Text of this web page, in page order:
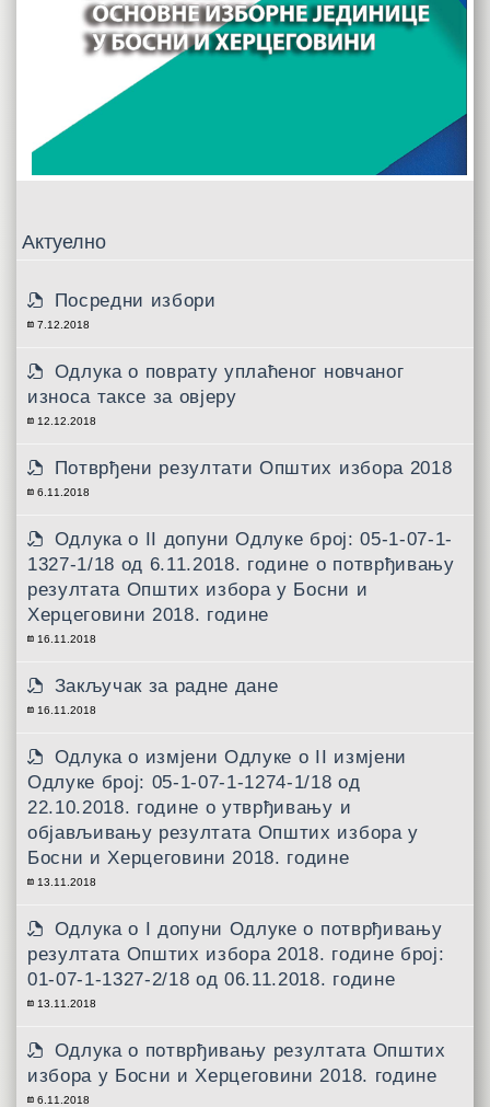
Актуелно
Посредни избори
7.12.2018
Одлука о поврату уплаћеног новчаног
износа таксе за овјеру
12.12.2018
Потврђени резултати Општих избора 2018
6.11.2018
Одлукa о II допуни Одлуке број: 05-1-07-1-
1327-1/18 од 6.11.2018. године о потврђивању
резултата Општих избора у Босни и
Херцеговини 2018. године
16.11.2018
Закључак за радне дане
16.11.2018
Одлука о измјени Одлуке о II измјени
Одлуке број: 05-1-07-1-1274-1/18 од
22.10.2018. године о утврђивању и
објављивању резултата Општих избора у
Босни и Херцеговини 2018. године
13.11.2018
Одлука о I допуни Одлуке о потврђивању
резултата Општих избора 2018. године број:
01-07-1-1327-2/18 од 06.11.2018. године
13.11.2018
Одлукa о потврђивању резултата Општих
избора у Босни и Херцеговини 2018. године
6.11.2018